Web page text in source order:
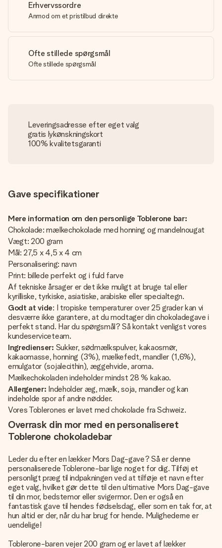
Erhvervssordre
Anmod om et pristilbud direkte
Ofte stillede spørgsmål
Ofte stillede spørgsmål
Leveringsadresse efter eget valg
gratis lykønskningskort
100% kvalitetsgaranti
Gave specifikationer
Mere information om den personlige Toblerone bar:
Chokolade: mælkechokolade med honning og mandelnougat
Vægt: 200 gram
Mål: 27,5 x 4,5 x 4 cm
Personalisering: navn
Print: billede perfekt og i fuld farve
Af tekniske årsager er det ikke muligt at bruge tal eller
kyrilliske, tyrkiske, asiatiske, arabiske eller specialtegn.
Godt at vide: I tropiske temperaturer over 25 grader kan vi
desværre ikke garantere, at du modtager din chokoladegave i
perfekt stand. Har du spørgsmål? Så kontakt venligst vores
kundeserviceteam.
Ingredienser: Sukker, sødmælkspulver, kakaosmør,
kakaomasse, honning (3%), mælkefedt, mandler (1,6%),
emulgator (sojalecithin), æggehvide, aroma.
Mælkechokoladen indeholder mindst 28 % kakao.
Allergener: Indeholder æg, mælk, soja, mandler og kan
indeholde spor af andre nødder.
Vores Toblerones er lavet med chokolade fra Schweiz.
Overrask din mor med en personaliseret
Toblerone chokoladebar
Leder du efter en lækker Mors Dag-gave? Så er denne
personaliserede Toblerone-bar lige noget for dig. Tilføj et
personligt præg til indpakningen ved at tilføje et navn efter
eget valg, hvilket gør dette til den ultimative Mors Dag-gave
til din mor, bedstemor eller svigermor. Den er også en
fantastisk gave til hendes fødselsdag, eller som en tak for, at
hun altid er der, når du har brug for hende. Mulighederne er
uendelige!
Toblerone-baren vejer 200 gram og er lavet af lækker